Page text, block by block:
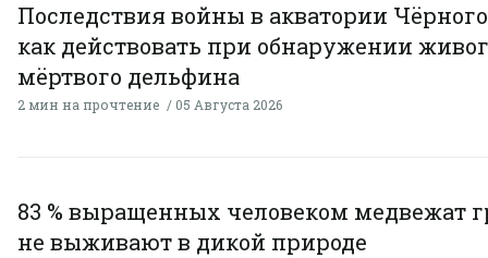
Последствия войны в акватории
как действовать при обнаружении
мёртвого дельфина
2 мин на прочтение 05 Августа 2026
83 % выращенных человеком медвежат
не выживают в дикой природе